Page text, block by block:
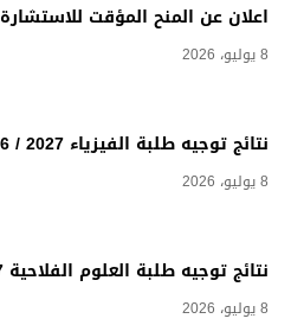
اعلان عن المنح المؤقت للاستشارة 34 -2026
8 يوليو، 2026
نتائج توجيه طلبة الفيزياء 2027 / 2026
8 يوليو، 2026
نتائج توجيه طلبة العلوم الفلاحية 2027 / 2026
8 يوليو، 2026